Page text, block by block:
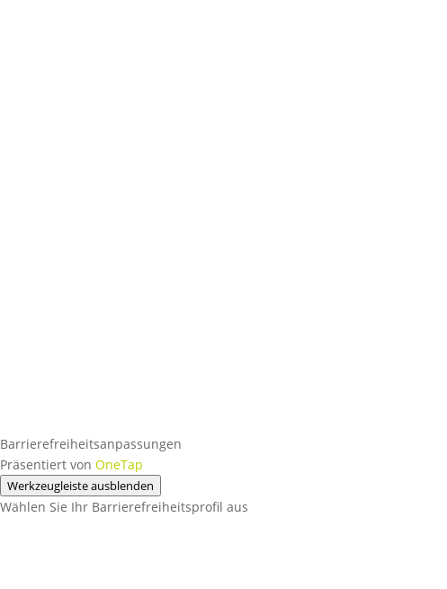
Barrierefreiheitsanpassungen
Präsentiert von OneTap
Werkzeugleiste ausblenden
Wählen Sie Ihr Barrierefreiheitsprofil aus